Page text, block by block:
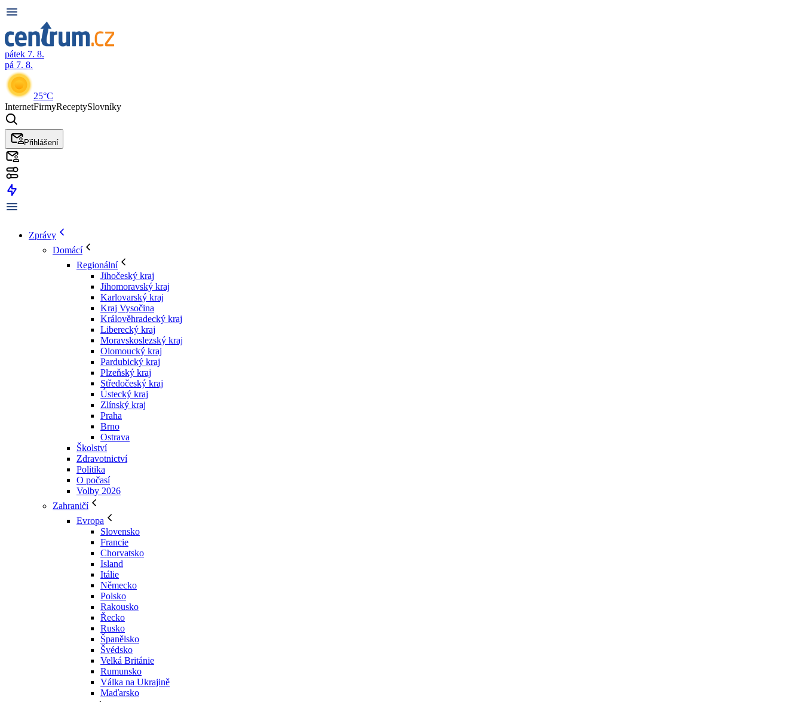
pátek 7. 8.
pá 7. 8.
25°C
InternetFirmyReceptySlovníky
Přihlášení
Zprávy
Domácí
Regionální
Jihočeský kraj
Jihomoravský kraj
Karlovarský kraj
Kraj Vysočina
Králověhradecký kraj
Liberecký kraj
Moravskoslezský kraj
Olomoucký kraj
Pardubický kraj
Plzeňský kraj
Středočeský kraj
Ústecký kraj
Zlínský kraj
Praha
Brno
Ostrava
Školství
Zdravotnictví
Politika
O počasí
Volby 2026
Zahraničí
Evropa
Slovensko
Francie
Chorvatsko
Island
Itálie
Německo
Polsko
Rakousko
Řecko
Rusko
Španělsko
Švédsko
Velká Británie
Rumunsko
Válka na Ukrajině
Maďarsko